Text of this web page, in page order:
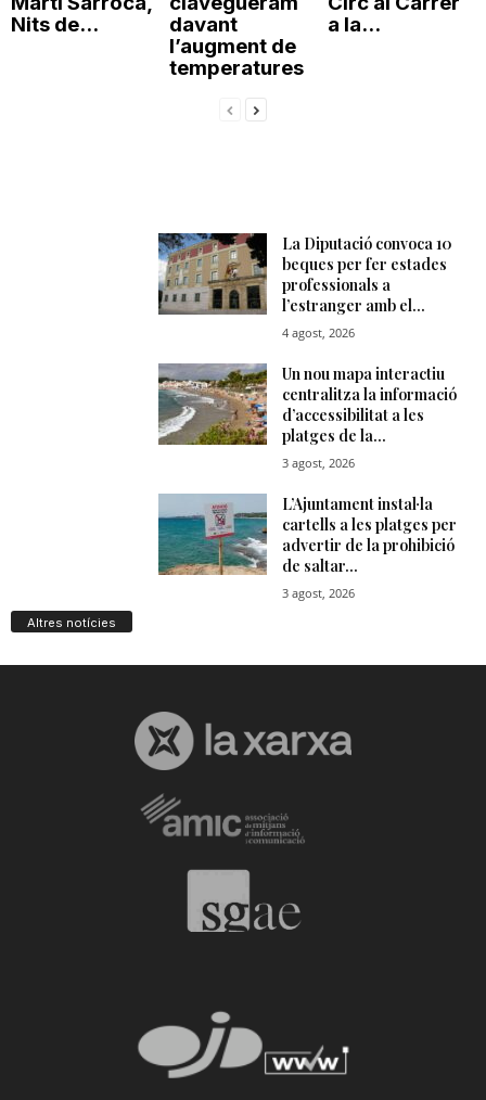
Nits de...
davant
l’augment de
temperatures
a la...
Altres notícies